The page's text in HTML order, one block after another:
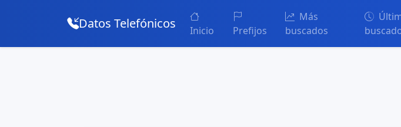
Datos Telefónicos Inicio Prefijos
Más
buscados